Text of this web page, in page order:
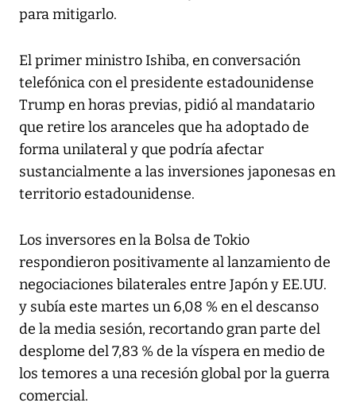
para mitigarlo.
El primer ministro Ishiba, en conversación
telefónica con el presidente estadounidense
Trump en horas previas, pidió al mandatario
que retire los aranceles que ha adoptado de
forma unilateral y que podría afectar
sustancialmente a las inversiones japonesas en
territorio estadounidense.
Los inversores en la Bolsa de Tokio
respondieron positivamente al lanzamiento de
negociaciones bilaterales entre Japón y EE.UU.
y subía este martes un 6,08 % en el descanso
de la media sesión, recortando gran parte del
desplome del 7,83 % de la víspera en medio de
los temores a una recesión global por la guerra
comercial.